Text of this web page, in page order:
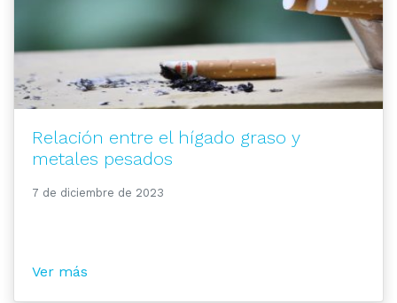
Relación entre el hígado graso y
metales pesados
7 de diciembre de 2023
Ver más